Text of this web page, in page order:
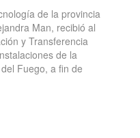
de la provincia
Man, recibió al
y Transferencia
de la
Fuego, a fin de